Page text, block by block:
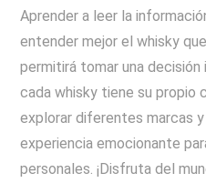
Aprender a leer la
entender mejor el whisky
permitirá tomar una decisión
cada whisky tiene su propio
explorar diferentes marcas
experiencia emocionante
personales. ¡Disfruta del